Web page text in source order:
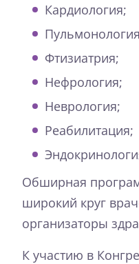
Кардиология;
Фтизиатрия;
Нефрология;
Неврология;
Реабилитация;
Обширная
широкий круг
организаторы
К участию в